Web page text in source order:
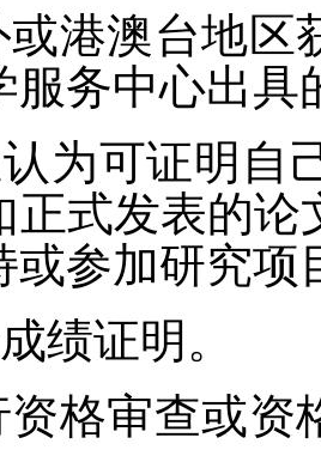
港澳台地区
服务中心出
为可证明自
正式发表的
或参加研究项
绩证明。
资格审查或资